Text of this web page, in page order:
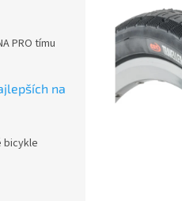
PRO tímu
na
bicykle
hviezdičiek.